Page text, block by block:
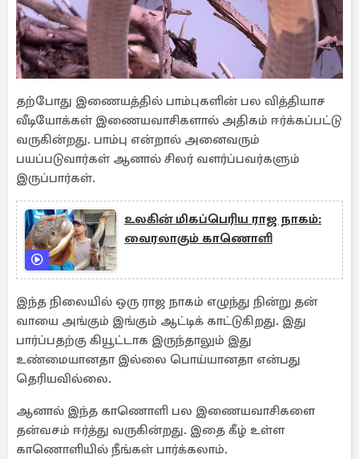
தற்போது இணையத்தில் பாம்புகளின் பல வித்தியாச
வீடியோக்கள் இணையவாசிகளால் அதிகம் ஈர்க்கப்பட்டு
வருகின்றது. பாம்பு என்றால் அனைவரும்
பயப்படுவார்கள் ஆனால் சிலர் வளர்ப்பவர்களும்
இருப்பார்கள்.
உலகின் மிகப்பெரிய ராஜ நாகம்:
வைரலாகும் காணொளி
இந்த நிலையில் ஒரு ராஜ நாகம் எழுந்து நின்று தன்
வாயை அங்கும் இங்கும் ஆட்டிக் காட்டுகிறது. இது
பார்ப்பதற்கு கியூட்டாக இருந்தாலும் இது
உண்மையானதா இல்லை பொய்யானதா என்பது
தெரியவில்லை.
ஆனால் இந்த காணொளி பல இணையவாசிகளை
தன்வசம் ஈர்த்து வருகின்றது. இதை கீழ் உள்ள
காணொளியில் நீங்கள் பார்க்கலாம்.